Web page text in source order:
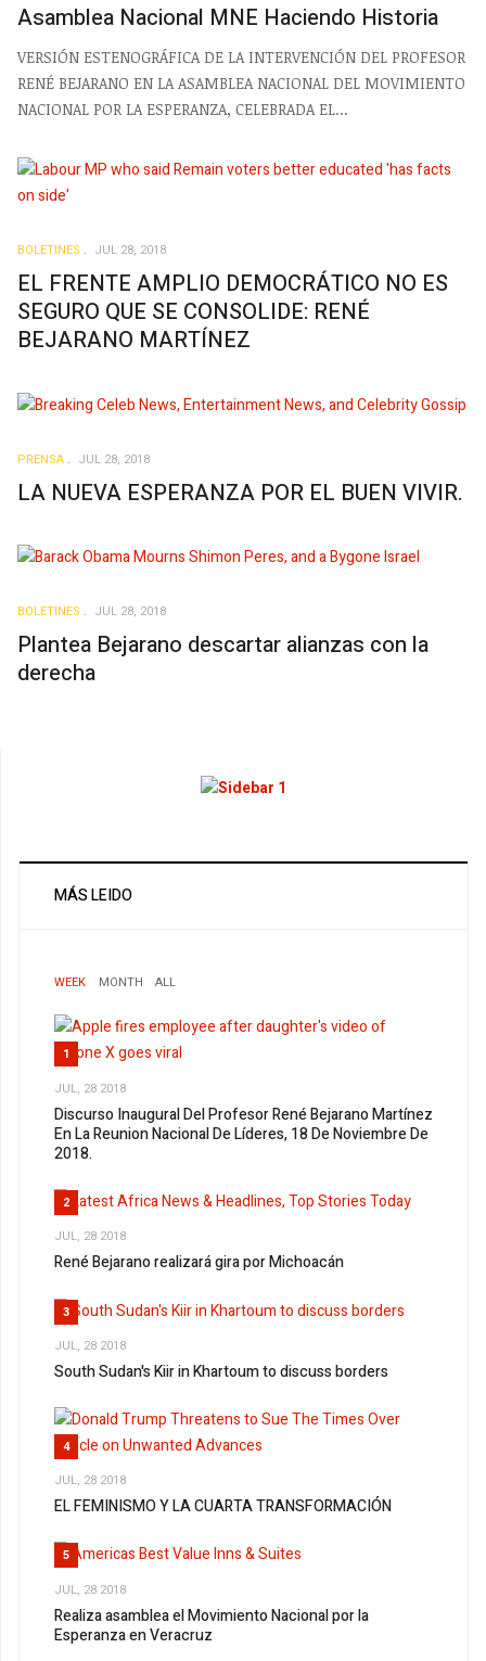
Asamblea Nacional MNE Haciendo Historia
VERSIÓN ESTENOGRÁFICA DE LA INTERVENCIÓN DEL PROFESOR
RENÉ BEJARANO EN LA ASAMBLEA NACIONAL DEL MOVIMIENTO
NACIONAL POR LA ESPERANZA, CELEBRADA EL...
BOLETINES JUL 28, 2018
EL FRENTE AMPLIO DEMOCRÁTICO NO ES
SEGURO QUE SE CONSOLIDE: RENÉ
BEJARANO MARTÍNEZ
PRENSA JUL 28, 2018
LA NUEVA ESPERANZA POR EL BUEN VIVIR.
BOLETINES JUL 28, 2018
Plantea Bejarano descartar alianzas con la
derecha
MÁS LEIDO
WEEK MONTH ALL
1
JUL, 28 2018
Discurso Inaugural Del Profesor René Bejarano Martínez
En La Reunion Nacional De Líderes, 18 De Noviembre De
2018.
2
JUL, 28 2018
René Bejarano realizará gira por Michoacán
3
JUL, 28 2018
South Sudan's Kiir in Khartoum to discuss borders
4
JUL, 28 2018
EL FEMINISMO Y LA CUARTA TRANSFORMACIÓN
5
JUL, 28 2018
Realiza asamblea el Movimiento Nacional por la
Esperanza en Veracruz